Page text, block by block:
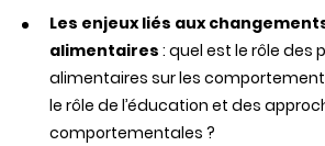
Les enjeux liés aux
alimentaires : quel est le rôle des
alimentaires sur les
le rôle de l’éducation et des
comportementales ?